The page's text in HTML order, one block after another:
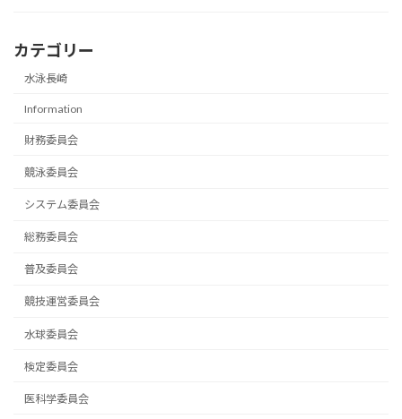
カテゴリー
水泳長崎
Information
財務委員会
競泳委員会
システム委員会
総務委員会
普及委員会
競技運営委員会
⽔球委員会
検定委員会
医科学委員会